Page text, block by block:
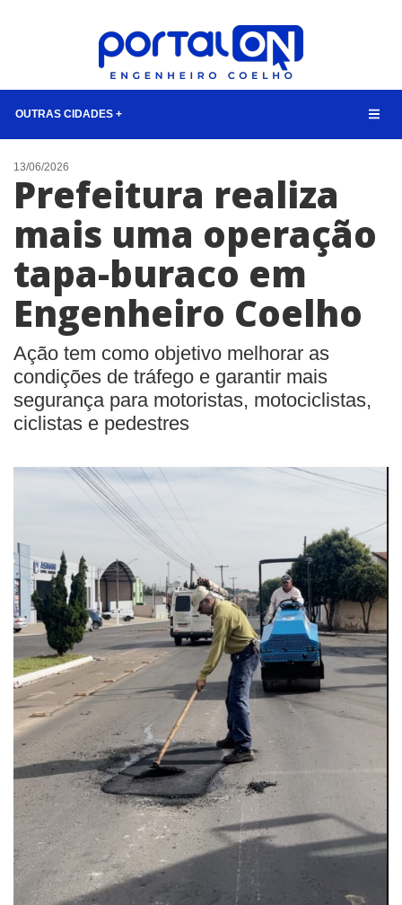
OUTRAS CIDADES +
NOTÍCIAS
LISTA DIGITAL
TELEFONES ÚTEIS
CONTATO
ANUNCIE
13/06/2026
Prefeitura realiza
mais uma operação
tapa-buraco em
Engenheiro Coelho
Ação tem como objetivo melhorar as
condições de tráfego e garantir mais
segurança para motoristas, motociclistas,
ciclistas e pedestres